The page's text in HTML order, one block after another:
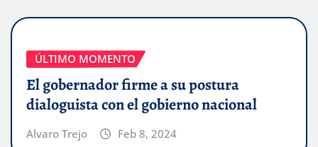
ÚLTIMO MOMENTO
El gobernador firme a su postura
dialoguista con el gobierno nacional
Alvaro Trejo Feb 8, 2024